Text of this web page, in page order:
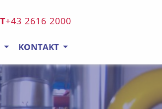
KONTAKT
+43 2616 2000